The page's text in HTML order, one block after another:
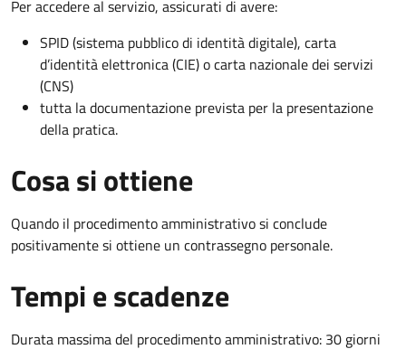
Per accedere al servizio, assicurati di avere:
SPID (sistema pubblico di identità digitale), carta
d’identità elettronica (CIE) o carta nazionale dei servizi
(CNS)
tutta la documentazione prevista per la presentazione
della pratica.
Cosa si ottiene
Quando il procedimento amministrativo si conclude
positivamente si ottiene un contrassegno personale.
Tempi e scadenze
Durata massima del procedimento amministrativo: 30 giorni